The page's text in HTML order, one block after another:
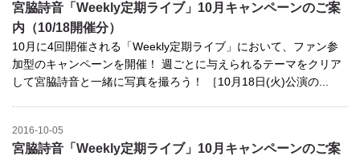
宮脇詩音「Weekly定期ライブ」10月キャンペーンのご案
内（10/18開催分）
10月に4回開催される「Weekly定期ライブ」において、ファン参
加型のキャンペーンを開催！ 週ごとに与えられるテーマをクリア
して宮脇詩音と一緒に写真を撮ろう！ ［10月18日(火)公演の...
2016-10-05
宮脇詩音「Weekly定期ライブ」10月キャンペーンのご案